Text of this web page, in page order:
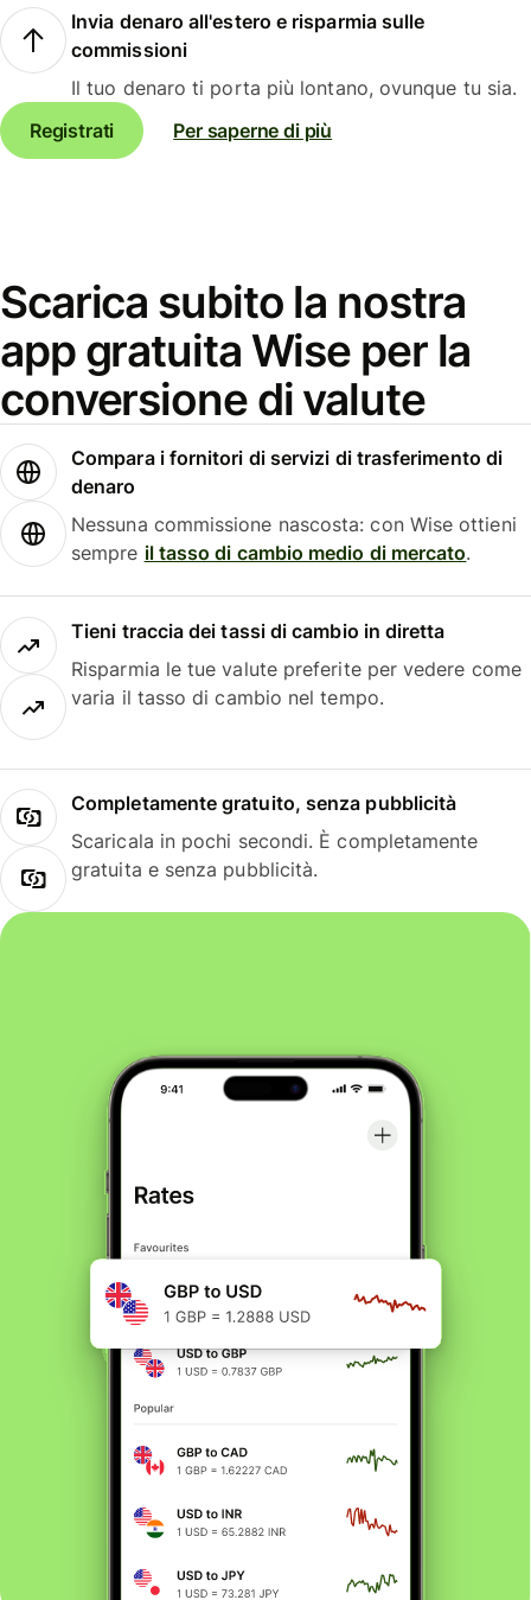
Invia denaro all'estero e risparmia sulle
commissioni
Il tuo denaro ti porta più lontano, ovunque tu sia.
Registrati
Per saperne di più
Scarica subito la nostra
app gratuita Wise per la
conversione di valute
Compara i fornitori di servizi di trasferimento di
denaro
Nessuna commissione nascosta: con Wise ottieni
sempre il tasso di cambio medio di mercato.
Tieni traccia dei tassi di cambio in diretta
Risparmia le tue valute preferite per vedere come
varia il tasso di cambio nel tempo.
Completamente gratuito, senza pubblicità
Scaricala in pochi secondi. È completamente
gratuita e senza pubblicità.